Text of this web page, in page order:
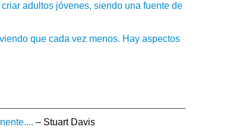
adultos jóvenes, siendo una fuente de
que cada vez menos. Hay aspectos
– Stuart Davis